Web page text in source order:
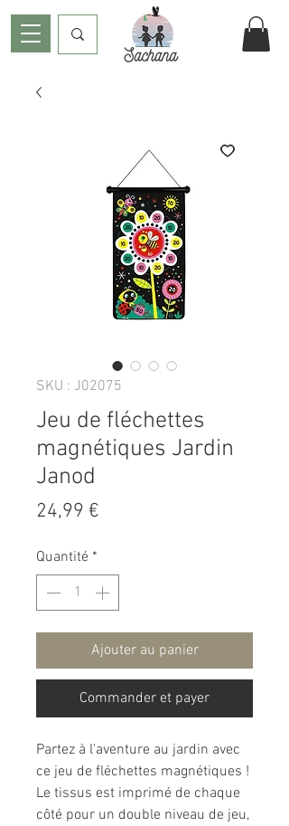
SKU : J02075
Jeu de fléchettes
magnétiques Jardin
Janod
24,99 €
Quantité *
Ajouter au panier
Commander et payer
Partez à l'aventure au jardin avec
ce jeu de fléchettes magnétiques !
Le tissus est imprimé de chaque
côté pour un double niveau de jeu,